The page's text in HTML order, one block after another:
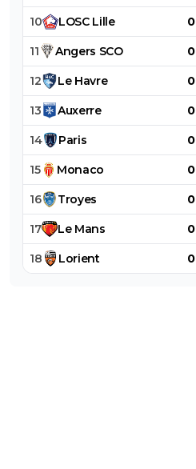
10 LOSC Lille 0
11 Angers SCO 0
12 Le Havre 0
13 Auxerre 0
14 Paris 0
15 Monaco 0
16 Troyes 0
17 Le Mans 0
18 Lorient 0